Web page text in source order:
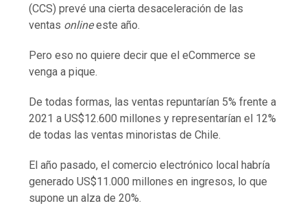
(CCS) prevé una cierta desaceleración de las
ventas onlineeste año.
Pero eso no quiere decir que el eCommerce se
venga a pique.
De todas formas, las ventas repuntarían 5% frente a
2021 a US$12.600 millones y representarían el 12%
de todas las ventas minoristas de Chile.
El año pasado, el comercio electrónico local habría
generado US$11.000 millones en ingresos, lo que
supone un alza de 20%.